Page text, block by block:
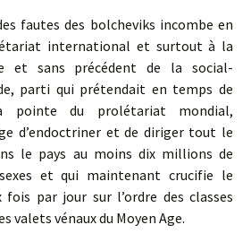
fautes des bolcheviks incombe en
international et surtout à la
et sans précédent de la social-
parti qui prétendait en temps de
pointe du prolétariat mondial,
d’endoctriner et de diriger tout le
le pays au moins dix millions de
et qui maintenant crucifie le
par jour sur l’ordre des classes
valets vénaux du Moyen Age.